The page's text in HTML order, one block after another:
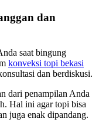
dan
saat bingung
konveksi topi bekasi
dan berdiskusi.
dari penampilan Anda
Hal ini agar topi bisa
juga enak dipandang.